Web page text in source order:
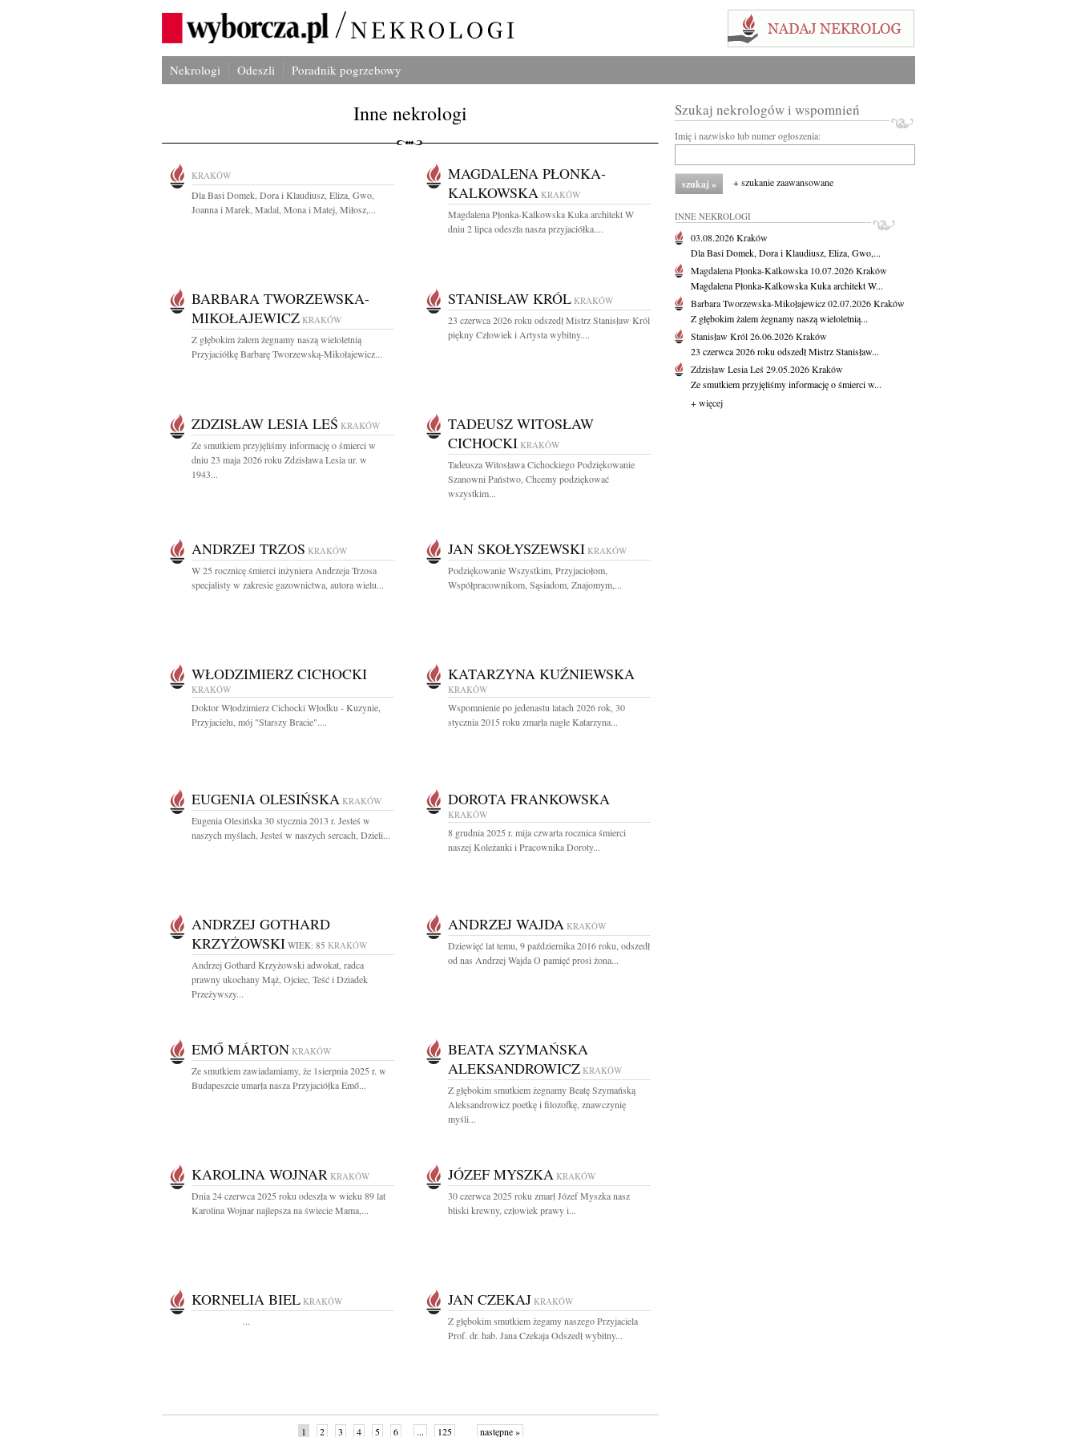
Nekrologi Odeszli Poradnik pogrzebowy
Inne nekrologi
KRAKÓW
Dla Basi Domek, Dora i Klaudiusz, Eliza, Gwo,
Joanna i Marek, Madal, Mona i Matej, Miłosz,...
MAGDALENA PŁONKA-
KALKOWSKA KRAKÓW
Magdalena Płonka-Kalkowska Kuka architekt W
dniu 2 lipca odeszła nasza przyjaciółka....
BARBARA TWORZEWSKA-
MIKOŁAJEWICZ KRAKÓW
Z głębokim żalem żegnamy naszą wieloletnią
Przyjaciółkę Barbarę Tworzewską-Mikołajewicz...
STANISŁAW KRÓL KRAKÓW
23 czerwca 2026 roku odszedł Mistrz Stanisław Król
piękny Człowiek i Artysta wybitny....
ZDZISŁAW LESIA LEŚ KRAKÓW
Ze smutkiem przyjęliśmy informację o śmierci w
dniu 23 maja 2026 roku Zdzisława Lesia ur. w
1943...
TADEUSZ WITOSŁAW
CICHOCKI KRAKÓW
Tadeusza Witosława Cichockiego Podziękowanie
Szanowni Państwo, Chcemy podziękować
wszystkim...
ANDRZEJ TRZOS KRAKÓW
W 25 rocznicę śmierci inżyniera Andrzeja Trzosa
specjalisty w zakresie gazownictwa, autora wielu...
JAN SKOŁYSZEWSKI KRAKÓW
Podziękowanie Wszystkim, Przyjaciołom,
Współpracownikom, Sąsiadom, Znajomym,...
WŁODZIMIERZ CICHOCKI
KRAKÓW
Doktor Włodzimierz Cichocki Włodku - Kuzynie,
Przyjacielu, mój "Starszy Bracie"....
KATARZYNA KUŹNIEWSKA
KRAKÓW
Wspomnienie po jedenastu latach 2026 rok, 30
stycznia 2015 roku zmarła nagle Katarzyna...
EUGENIA OLESIŃSKA KRAKÓW
Eugenia Olesińska 30 stycznia 2013 r. Jesteś w
naszych myślach, Jesteś w naszych sercach, Dzieli...
DOROTA FRANKOWSKA
KRAKÓW
8 grudnia 2025 r. mija czwarta rocznica śmierci
naszej Koleżanki i Pracownika Doroty...
ANDRZEJ GOTHARD
KRZYŻOWSKI WIEK: 85 KRAKÓW
Andrzej Gothard Krzyżowski adwokat, radca
prawny ukochany Mąż, Ojciec, Teść i Dziadek
Przeżywszy...
ANDRZEJ WAJDA KRAKÓW
Dziewięć lat temu, 9 października 2016 roku, odszedł
od nas Andrzej Wajda O pamięć prosi żona...
EMŐ MÁRTON KRAKÓW
Ze smutkiem zawiadamiamy, że 1sierpnia 2025 r. w
Budapeszcie umarła nasza Przyjaciółka Emő...
BEATA SZYMAŃSKA
ALEKSANDROWICZ KRAKÓW
Z głębokim smutkiem żegnamy Beatę Szymańską
Aleksandrowicz poetkę i filozofkę, znawczynię
myśli...
KAROLINA WOJNAR KRAKÓW
Dnia 24 czerwca 2025 roku odeszła w wieku 89 lat
Karolina Wojnar najlepsza na świecie Mama,...
JÓZEF MYSZKA KRAKÓW
30 czerwca 2025 roku zmarł Józef Myszka nasz
bliski krewny, człowiek prawy i...
KORNELIA BIEL KRAKÓW
...
JAN CZEKAJ KRAKÓW
Z głębokim smutkiem żegamy naszego Przyjaciela
Prof. dr. hab. Jana Czekaja Odszedł wybitny...
1 2 3 4 5 6 ... 125 następne »
Szukaj nekrologów i wspomnień
Imię i nazwisko lub numer ogłoszenia:
+ szukanie zaawansowane
INNE NEKROLOGI
03.08.2026Kraków
Dla Basi Domek, Dora i Klaudiusz, Eliza, Gwo,...
Magdalena Płonka-Kalkowska 10.07.2026Kraków
Magdalena Płonka-Kalkowska Kuka architekt W...
Barbara Tworzewska-Mikołajewicz02.07.2026Kraków
Z głębokim żalem żegnamy naszą wieloletnią...
Stanisław Król26.06.2026Kraków
23 czerwca 2026 roku odszedł Mistrz Stanisław...
Zdzisław Lesia Leś29.05.2026Kraków
Ze smutkiem przyjęliśmy informację o śmierci w...
+ więcej